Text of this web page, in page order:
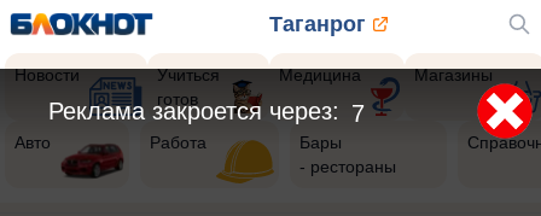
Таганрог
Новости
Учиться
готов
Медицина Магазины
Авто Работа
Бары
- рестораны
6
Реклама закроется через: